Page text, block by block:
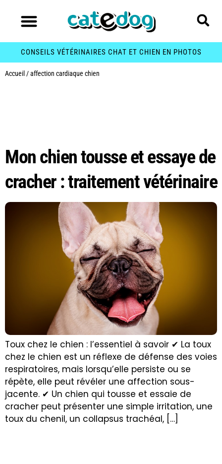
CONSEILS VÉTÉRINAIRES CHAT ET CHIEN EN PHOTOS
Accueil /affection cardiaque chien
Mon chien tousse et essaye de
cracher : traitement vétérinaire
Toux chez le chien : l’essentiel à savoir ✔ La toux
chez le chien est un réflexe de défense des voies
respiratoires, mais lorsqu’elle persiste ou se
répète, elle peut révéler une affection sous-
jacente. ✔ Un chien qui tousse et essaie de
cracher peut présenter une simple irritation, une
toux du chenil, un collapsus trachéal, […]